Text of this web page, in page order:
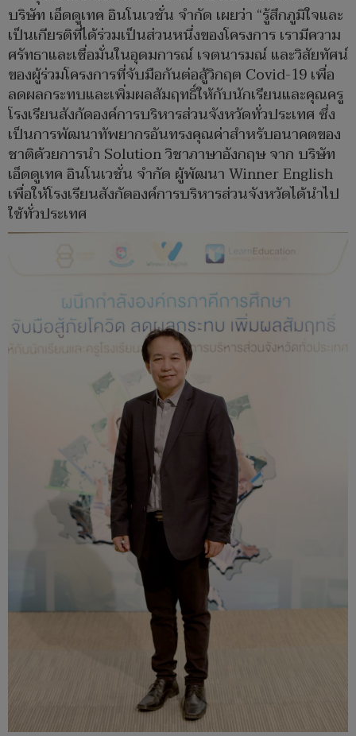
บริษัท เอ็ดดูเทค อินโนเวชั่น จำกัด เผยว่า “รู้สึกภูมิใจและ
เป็นเกียรติที่ได้ร่วมเป็นส่วนหนึ่งของโครงการ เรามีความ
ศรัทธาและเชื่อมั่นในอุดมการณ์ เจตนารมณ์ และวิสัยทัศน์
ของผู้ร่วมโครงการที่จับมือกันต่อสู้วิกฤต Covid-19 เพื่อ
ลดผลกระทบและเพิ่มผลสัมฤทธิ์ให้กับนักเรียนและคุณครู
โรงเรียนสังกัดองค์การบริหารส่วนจังหวัดทั่วประเทศ ซึ่ง
เป็นการพัฒนาทัพยากรอันทรงคุณค่าสำหรับอนาคตของ
ชาติด้วยการนำ Solution วิชาภาษาอังกฤษ จาก บริษัท
เอ็ดดูเทค อินโนเวชั่น จำกัด ผู้พัฒนา Winner English
เพื่อให้โรงเรียนสังกัดองค์การบริหารส่วนจังหวัดได้นำไป
ใช้ทั่วประเทศ